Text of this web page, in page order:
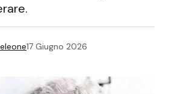
17 Giugno 2026